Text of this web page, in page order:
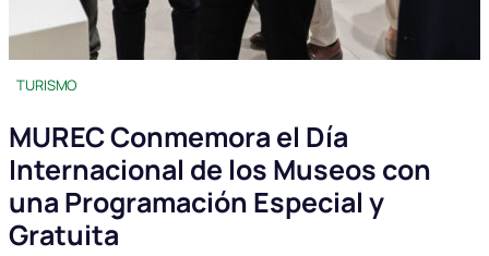
TURISMO
MUREC Conmemora el Día
Internacional de los Museos con
una Programación Especial y
Gratuita